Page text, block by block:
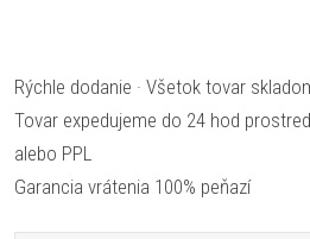
Rýchle dodanie · Všetok tovar
Tovar expedujeme do 24 hod
alebo PPL
Garancia vrátenia 100% peňazí